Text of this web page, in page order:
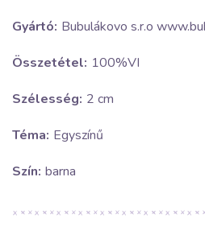
Gyártó: Bubulákovo s.r.o
Összetétel: 100%VI
Szélesség: 2 cm
Téma: Egyszínű
Szín: barna